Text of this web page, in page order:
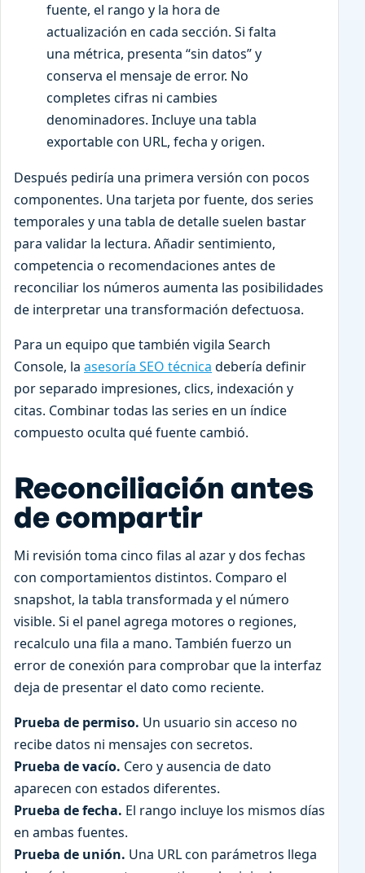
fuente, el rango y la hora de
actualización en cada sección. Si falta
una métrica, presenta “sin datos” y
conserva el mensaje de error. No
completes cifras ni cambies
denominadores. Incluye una tabla
exportable con URL, fecha y origen.
Después pediría una primera versión con pocos
componentes. Una tarjeta por fuente, dos series
temporales y una tabla de detalle suelen bastar
para validar la lectura. Añadir sentimiento,
competencia o recomendaciones antes de
reconciliar los números aumenta las posibilidades
de interpretar una transformación defectuosa.
Para un equipo que también vigila Search
Console, la asesoría SEO técnica debería definir
por separado impresiones, clics, indexación y
citas. Combinar todas las series en un índice
compuesto oculta qué fuente cambió.
Reconciliación antes
de compartir
Mi revisión toma cinco filas al azar y dos fechas
con comportamientos distintos. Comparo el
snapshot, la tabla transformada y el número
visible. Si el panel agrega motores o regiones,
recalculo una fila a mano. También fuerzo un
error de conexión para comprobar que la interfaz
deja de presentar el dato como reciente.
Prueba de permiso. Un usuario sin acceso no
recibe datos ni mensajes con secretos.
Prueba de vacío. Cero y ausencia de dato
aparecen con estados diferentes.
Prueba de fecha. El rango incluye los mismos días
en ambas fuentes.
Prueba de unión. Una URL con parámetros llega